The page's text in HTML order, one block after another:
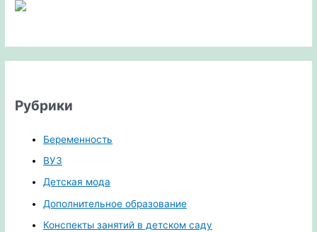
Рубрики
Беременность
ВУЗ
Детская мода
Дополнительное образование
Конспекты занятий в детском саду